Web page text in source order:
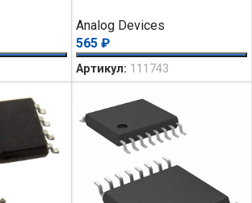
Analog Devices
565 ₽
Артикул: 111743